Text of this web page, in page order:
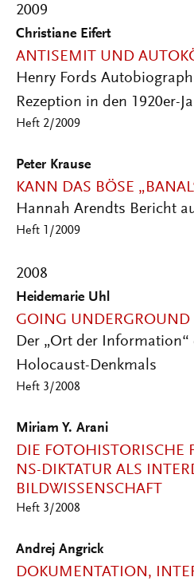
2009
Christiane Eifert
ANTISEMIT UND
Henry Fords
Rezeption in den 1920er-
Heft 2/2009
Peter Krause
KANN DAS BÖSE
Hannah Arendts Bericht
Heft 1/2009
2008
Heidemarie Uhl
GOING UNDERGROUND
Der „Ort der Information“
Holocaust-Denkmals
Heft 3/2008
Miriam Y. Arani
DIE FOTOHISTORISCHE
NS-DIKTATUR ALS
BILDWISSENSCHAFT
Heft 3/2008
Andrej Angrick
DOKUMENTATION,